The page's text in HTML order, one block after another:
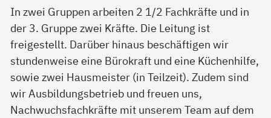
In zwei Gruppen arbeiten 2 1/2 Fachkräfte und in
der 3. Gruppe zwei Kräfte. Die Leitung ist
freigestellt. Darüber hinaus beschäftigen wir
stundenweise eine Bürokraft und eine Küchenhilfe,
sowie zwei Hausmeister (in Teilzeit). Zudem sind
wir Ausbildungsbetrieb und freuen uns,
Nachwuchsfachkräfte mit unserem Team auf dem